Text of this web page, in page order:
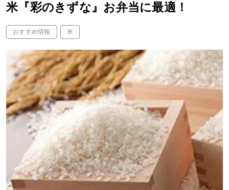
米『彩のきずな』お弁当に最適！
おすすめ情報 米